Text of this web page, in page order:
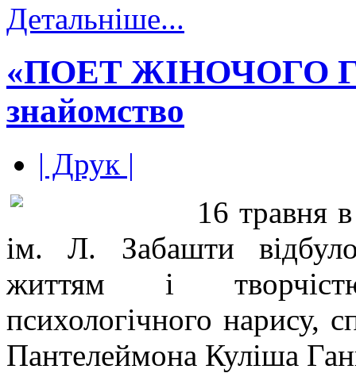
Детальніше...
«ПОЕТ ЖІНОЧОГО
знайомство
| Друк |
16 травня в
ім. Л. Забашти
життям і
психологічного нарису,
Пантелеймона Куліша